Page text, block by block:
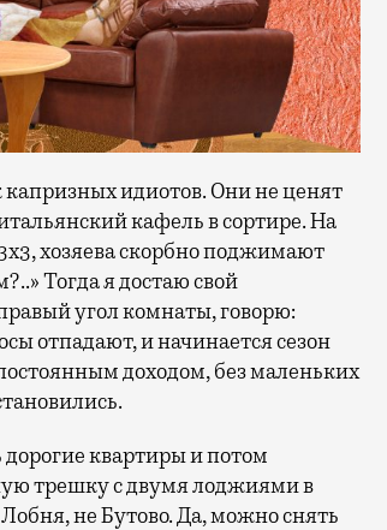
идиотов. Они не ценят
кафель в сортире. На
хозяева скорбно поджимают
Тогда я достаю свой
угол комнаты, говорю:
отпадают, и начинается сезон
доходом, без маленьких
квартиры и потом
трешку с двумя лоджиями в
не Бутово. Да, можно снять